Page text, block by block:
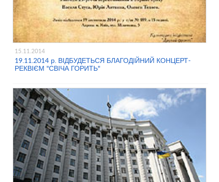
15.11.2014
19.11.2014 р. ВІДБУДЕТЬСЯ БЛАГОДІЙНИЙ КОНЦЕРТ-
РЕКВІЄМ "СВІЧА ГОРИТЬ"